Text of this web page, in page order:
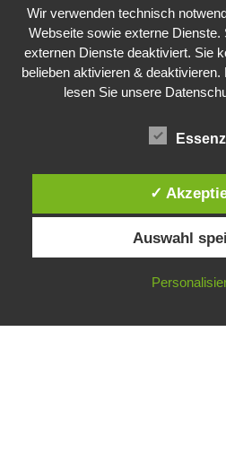
Entwicklung von MODUL-F…
20. April 2023
Public Sector, Kunst, Design
Impressum Datenschutz
Wir verwenden technisch
Webseite sowie externe
externen Dienste deaktiviert. Sie
belieben aktivieren &
lesen Sie unsere
✓
Auswahl